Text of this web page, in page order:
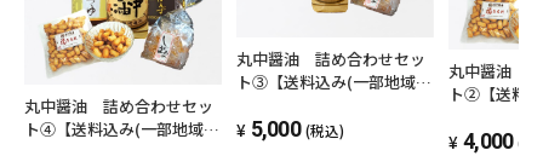
丸中醤油 詰め合わせセッ
ト④【送料込み(一部地域を
丸中醤油 詰め合わせセッ
ト③【送料込み(一部地域を
5,000 (税込)
丸中醤油
ト②【送料
4,000 (税